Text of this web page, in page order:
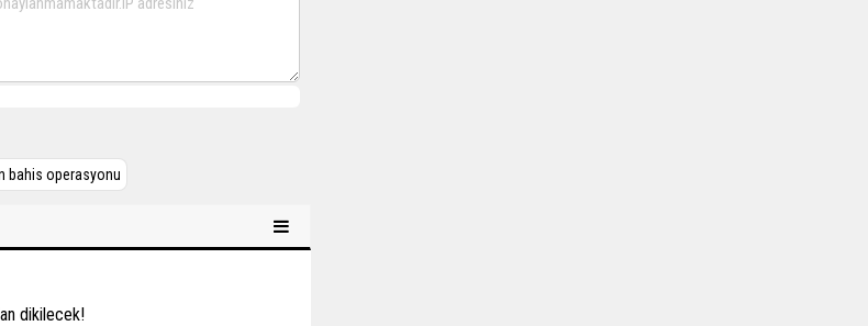
bahis operasyonu
dikilecek!